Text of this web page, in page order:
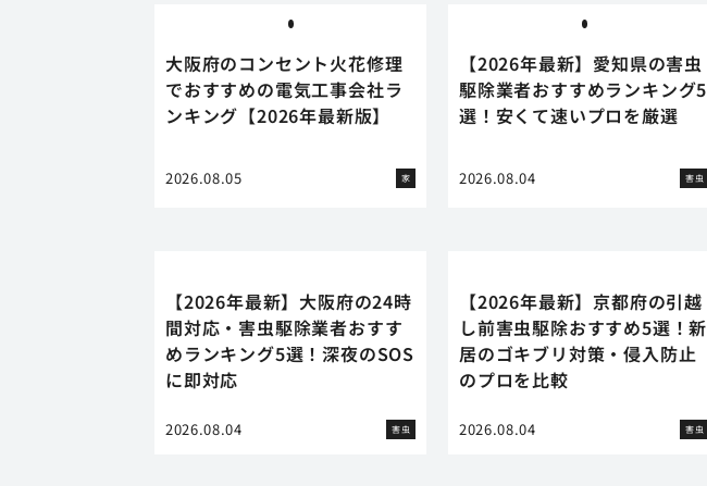
大阪府のコンセント火花修理
でおすすめの電気工事会社ラ
ンキング【2026年最新版】
2026.08.05 家
【2026年最新】愛知県の害虫
駆除業者おすすめランキング5
選！安くて速いプロを厳選
2026.08.04 害虫
【2026年最新】大阪府の24時
間対応・害虫駆除業者おすす
めランキング5選！深夜のSOS
に即対応
2026.08.04 害虫
【2026年最新】京都府の引越
し前害虫駆除おすすめ5選！新
居のゴキブリ対策・侵入防止
のプロを比較
2026.08.04 害虫